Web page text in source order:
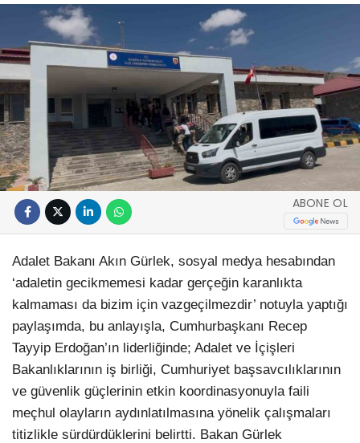
ABONE OL
Adalet Bakanı Akın Gürlek, sosyal medya hesabından
‘adaletin gecikmemesi kadar gerçeğin karanlıkta
kalmaması da bizim için vazgeçilmezdir’ notuyla yaptığı
paylaşımda, bu anlayışla, Cumhurbaşkanı Recep
Tayyip Erdoğan’ın liderliğinde; Adalet ve İçişleri
Bakanlıklarının iş birliği, Cumhuriyet başsavcılıklarının
ve güvenlik güçlerinin etkin koordinasyonuyla faili
meçhul olayların aydınlatılmasına yönelik çalışmaları
titizlikle sürdürdüklerini belirtti. Bakan Gürlek